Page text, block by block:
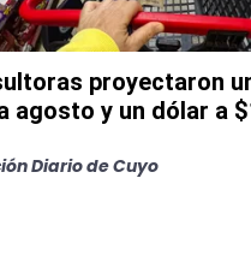
proyectaron
agosto y un dólar a
Diario de Cuyo